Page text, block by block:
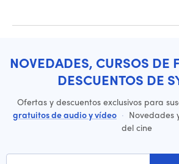
NOVEDADES, CURSOS DE
DESCUENTOS DE
Ofertas y descuentos exclusivos para
gratuitos de audio y vídeo · Novedades
del cine